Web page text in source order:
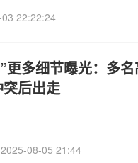
22:22:24
更多细节曝光：多
后出走
2025-08-05 21:44